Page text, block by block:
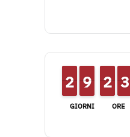
GIORNI
1
1
2
2 8
8
9
9
ORE
1
1
2
2 2
2
3
3